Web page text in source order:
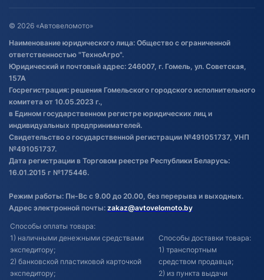
Оставить отзыв
Договор публичной оферты
Обработка файлов cookie
Постановка транспорта на учет
Обновления в ЭПТС 2024
© 2026 «Автовеломото»
Наименование юридического лица: Общество с ограниченной
ответственностью "ТехноАгро".
Юридический и почтовый адрес: 246007, г. Гомель, ул. Советская,
157А
Госрегистрация: решения Гомельского городского исполнительного
комитета от 10.05.2023 г.,
в Едином государственном регистре юридических лиц и
индивидуальных предпринимателей.
Свидетельство о государственной регистрации №491051737, УНП
№491051737.
Дата регистрации в Торговом реестре Республики Беларусь:
16.01.2015 г №175446.
Режим работы: Пн-Вс с 9.00 до 20.00, без перерыва и выходных.
Адрес электронной почты: zakaz@avtovelomoto.by
Способы оплаты товара:
1) наличными денежными средствами
экспедитору;
2) банковской пластиковой карточкой
экспедитору;
Способы доставки товара:
1) транспортным
средством продавца;
2) из пункта выдачи